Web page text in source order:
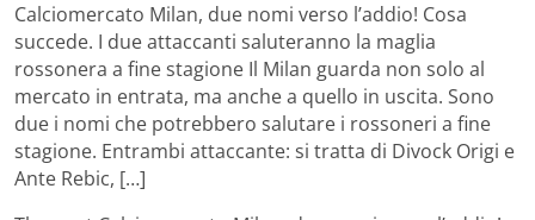
Calciomercato Milan, due nomi verso l’addio! Cosa
succede. I due attaccanti saluteranno la maglia
rossonera a fine stagione Il Milan guarda non solo al
mercato in entrata, ma anche a quello in uscita. Sono
due i nomi che potrebbero salutare i rossoneri a fine
stagione. Entrambi attaccante: si tratta di Divock Origi e
Ante Rebic, […]